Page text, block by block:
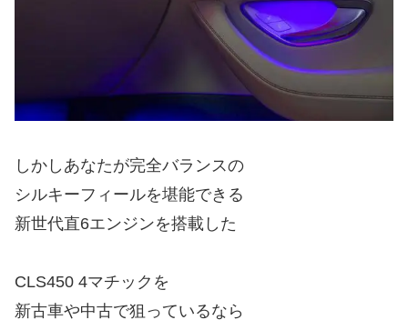
しかしあなたが完全バランスの
シルキーフィールを堪能できる
新世代直6エンジンを搭載した
CLS450 4マチックを
新古車や中古で狙っているなら